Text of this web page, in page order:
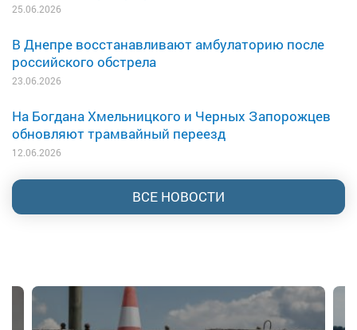
25.06.2026
В Днепре восстанавливают амбулаторию после
российского обстрела
23.06.2026
На Богдана Хмельницкого и Черных Запорожцев
обновляют трамвайный переезд
12.06.2026
ВСЕ НОВОСТИ